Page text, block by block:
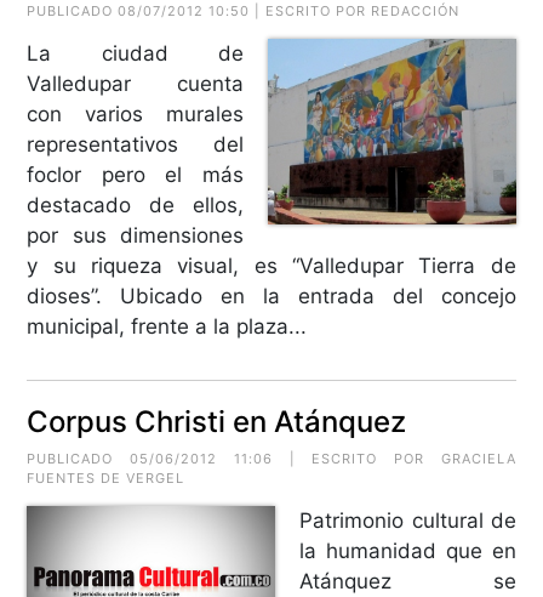
PUBLICADO 08/07/2012 10:50 | ESCRITO POR REDACCIÓN
La ciudad de
Valledupar cuenta
con varios murales
representativos del
foclor pero el más
destacado de ellos,
por sus dimensiones
y su riqueza visual, es “Valledupar Tierra de
dioses”. Ubicado en la entrada del concejo
municipal, frente a la plaza...
Corpus Christi en Atánquez
PUBLICADO 05/06/2012 11:06 | ESCRITO POR GRACIELA
FUENTES DE VERGEL
Patrimonio cultural de
la humanidad que en
Atánquez se